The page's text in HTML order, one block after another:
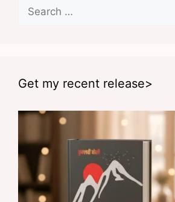
for:
Get my recent release>